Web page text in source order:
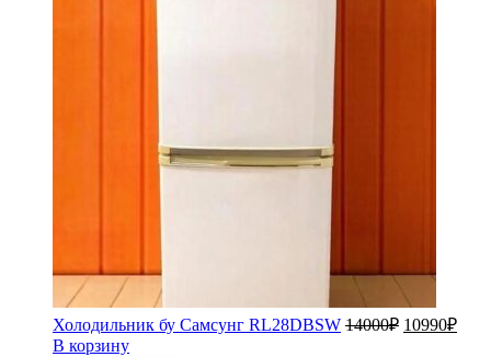
Холодильник бу Самсунг RL28DBSW 14000₽ 10990₽
В корзину